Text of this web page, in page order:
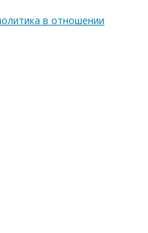
в отношении